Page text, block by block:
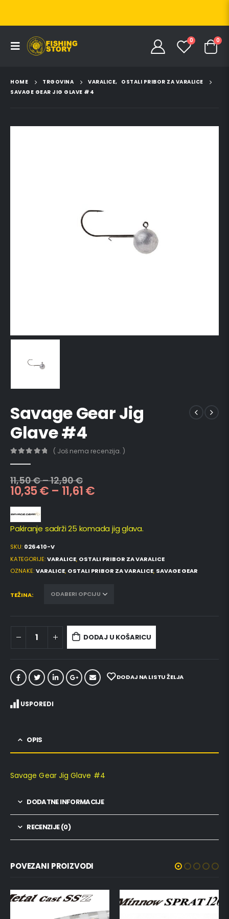
0 0
HOME TRGOVINA VARALICE, OSTALI PRIBOR ZA VARALICE
SAVAGE GEAR JIG GLAVE #4
Savage Gear Jig
Glave #4
( Još nema recenzija. )
11,50€–12,90€
10,35€ – 11,61€
Pakiranje sadrži 25 komada jig glava.
SKU: 026410-V
KATEGORIJE:VARALICE, OSTALI PRIBOR ZA VARALICE
OZNAKE:VARALICE, OSTALI PRIBOR ZA VARALICE, SAVAGE GEAR
TEŽINA
DODAJ U KOŠARICU
DODAJ NA LISTU ŽELJA
USPOREDI
OPIS
Savage Gear Jig Glave #4
DODATNE INFORMACIJE
RECENZIJE (0)
POVEZANI PROIZVODI